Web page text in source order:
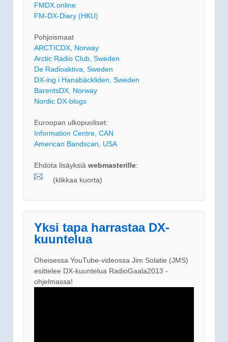
FMDX.online
FM-DX-Diary (HKU)
Pohjoismaat
ARCTICDX, Norway
Arctic Radio Club, Sweden
De Radioaktiva, Sweden
DX-ing i Hanabäckliden, Sweden
BarentsDX, Norway
Nordic DX-blogs
Euroopan ulkopuoliset:
Information Centre, CAN
American Bandscan, USA
Ehdota lisäyksiä webmasterille:
(klikkaa kuorta)
Yksi tapa harrastaa DX-
kuuntelua
Oheisessa YouTube-videossa Jim Solatie (JMS)
esittelee DX-kuuntelua RadioGaala2013 -
ohjelmassa!